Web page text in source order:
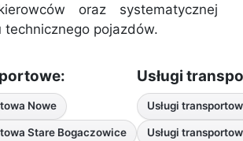
oraz systematycznej
technicznego pojazdów.
Nowe
Stare Bogaczowice
Usługi
Usługi
Usługi